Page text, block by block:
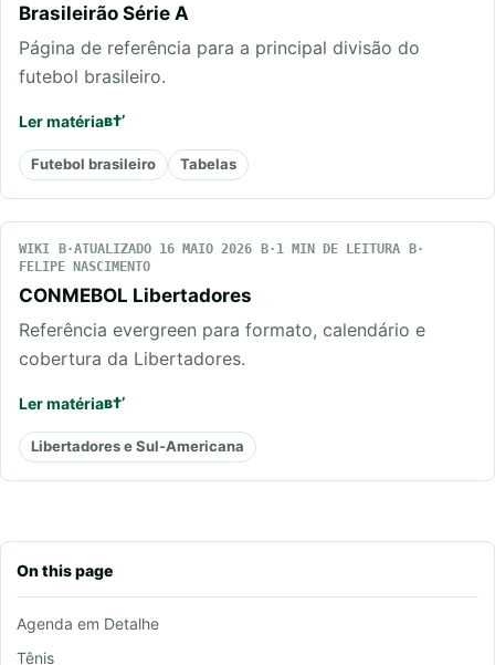
On this page
Agenda em Detalhe
Tênis
Brasileirão Série A
Página de referência para a principal divisão do
futebol brasileiro.
Ler matéria
Futebol brasileiro Tabelas
WIKI ATUALIZADO 16 MAIO 2026
1 MIN DE LEITURA
FELIPE NASCIMENTO
CONMEBOL Libertadores
Referência evergreen para formato, calendário e
cobertura da Libertadores.
Ler matéria
Libertadores e Sul-Americana